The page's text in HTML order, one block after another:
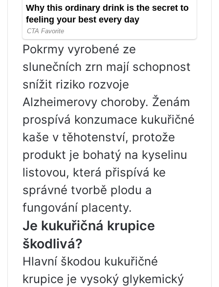
Pokrmy vyrobené ze
slunečních zrn mají schopnost
snížit riziko rozvoje
Alzheimerovy choroby. Ženám
prospívá konzumace kukuřičné
kaše v těhotenství, protože
produkt je bohatý na kyselinu
listovou, která přispívá ke
správné tvorbě plodu a
fungování placenty.
Je kukuřičná krupice
škodlivá?
Hlavní škodou kukuřičné
krupice je vysoký glykemický